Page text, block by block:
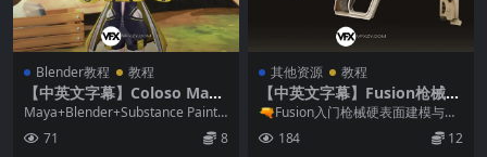
Blender教程 教程
【中英文字幕】Coloso Maya
+Blender+SP三维高级动漫角
色虚拟人物VTuber建模贴图绑
定动画教程
Maya+Blender+Substance Painte
71 8
其他资源 教程
【中英文字幕】Fusion枪械硬
表面建模渲染新手入门基础教
🔫Fusion入门枪械硬表面建模与渲
染全流程教程 | 从2D草图到3D成
品 本课...
184 12